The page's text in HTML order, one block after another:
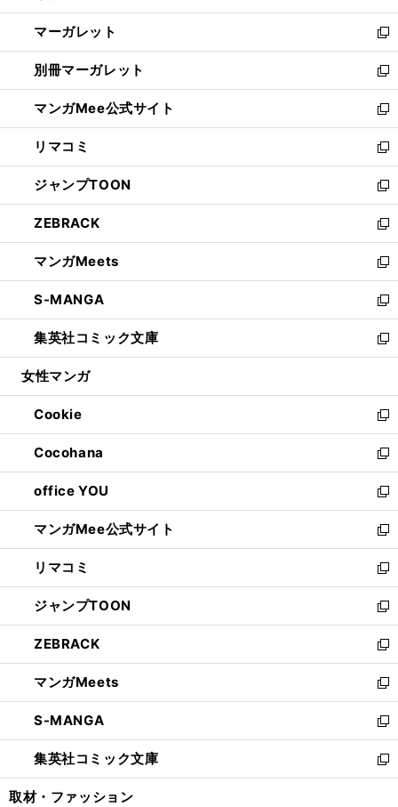
開
く
ウ
で
開
く
ン
ド
ウ
で
開
く
し
い
ウ
ィ
ン
ド
ウ
で
開
く
マーガレット
新
し
い
ウ
ィ
ン
ド
ウ
で
開
く
別冊マーガレット
新
し
い
ウ
ィ
ン
ド
ウ
で
開
く
マンガMee公式サイト
新
し
い
ウ
ィ
ン
ド
ウ
で
開
く
リマコミ
新
し
い
ウ
ィ
ン
ド
ウ
で
開
く
ジャンプTOON
新
し
い
ウ
ィ
ン
ド
ウ
で
開
ZEBRACK
新
し
い
ウ
ィ
ン
ド
ウ
開
く
マンガMeets
新
し
い
ウ
ィ
ン
ウ
で
開
く
S-MANGA
新
し
い
ウ
ン
ド
ウ
で
開
く
集英社コミック文庫
新
し
ウ
ィ
ン
ド
ウ
で
開
く
女性マンガ
Cookie
新
し
い
ウ
ィ
ン
ド
ウ
で
開
く
Cocohana
新
し
い
ウ
ィ
ン
ド
ウ
で
開
く
office YOU
新
し
い
ウ
ィ
ン
ド
ウ
で
開
く
マンガMee公式サイト
新
し
い
ウ
ィ
ン
ド
ウ
で
開
く
リマコミ
新
し
い
ウ
ィ
ン
ド
ウ
で
開
く
ジャンプTOON
新
し
い
ウ
ィ
ン
ド
ウ
で
開
ZEBRACK
新
し
い
ウ
ィ
ン
ド
ウ
マンガMeets
新
し
い
ウ
ィ
ン
S-MANGA
新
し
い
ウ
集英社コミック文庫
新
し
取材・ファッション